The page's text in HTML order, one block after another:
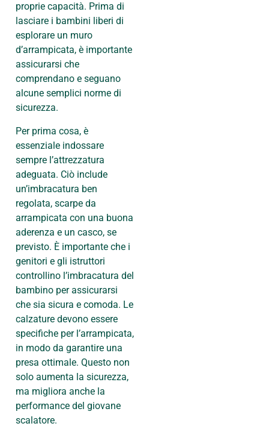
proprie capacità. Prima di
lasciare i bambini liberi di
esplorare un muro
d’arrampicata, è importante
assicurarsi che
comprendano e seguano
alcune semplici norme di
sicurezza.
Per prima cosa, è
essenziale indossare
sempre l’attrezzatura
adeguata. Ciò include
un’imbracatura ben
regolata, scarpe da
arrampicata con una buona
aderenza e un casco, se
previsto. È importante che i
genitori e gli istruttori
controllino l’imbracatura del
bambino per assicurarsi
che sia sicura e comoda. Le
calzature devono essere
specifiche per l’arrampicata,
in modo da garantire una
presa ottimale. Questo non
solo aumenta la sicurezza,
ma migliora anche la
performance del giovane
scalatore.